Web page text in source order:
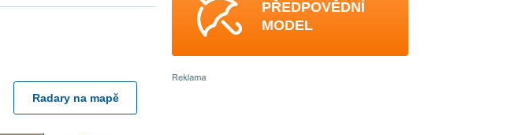
Radary na mapě
PŘEDPOVĚDNÍ
MODEL